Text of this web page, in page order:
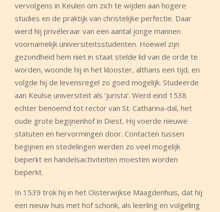
vervolgens in Keulen om zich te wijden aan hogere
studies en de praktijk van christelijke perfectie. Daar
werd hij privéleraar van een aantal jonge mannen
voornamelijk universiteitsstudenten. Hoewel zijn
gezondheid hem niet in staat stelde lid van de orde te
worden, woonde hij in het klooster, althans een tijd, en
volgde hij de levensregel zo goed mogelijk. Studeerde
aan Keulse universiteit als ‘jurista’. Werd eind 1538
echter benoemd tot rector van St. Catharina-dal, het
oude grote begijnenhof in Diest. Hij voerde nieuwe
statuten en hervormingen door. Contacten tussen
begijnen en stedelingen werden zo veel mogelijk
beperkt en handelsactiviteiten moesten worden
beperkt.
In 1539 trok hij in het Oisterwijkse Maagdenhuis, dat hij
een nieuw huis met hof schonk, als leerling en volgeling